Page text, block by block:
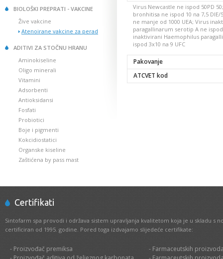
BIOLOŠKI PREPRATI - VAKCINE
Žive vakcine
Atenoirane vakcine za perad
ADITIVI ZA STOČNU HRANU
Aminokiseline
Oligo minerali
Vitamini
Adsorbenti
Antioksidansi
Fosfati
Probiotici
Boje i pigmenti
Kokcidiostatici
Organske kiseline
Zaštićena by pass mast
Virus Newcastle ne ispod 50PD
bronhitisa ne ispod 10 na 7,5 DIE/
ne manje od 1000 UEA; Virus
paragallinarum serotip A ne ispod
inaktivirani Haemophilus
ispod 3x10 na 9 UFC
Pakovanje
ATCVET kod
Certifikati
Sintofarm spa provodi i održava sistem upravljanja kvalitetom koja je u skladu s
certificiran od 1995. godine. Pored toga izdvajamo slijedeće certifikate:
- Proizvođač premiksa
- Farmaceutskih